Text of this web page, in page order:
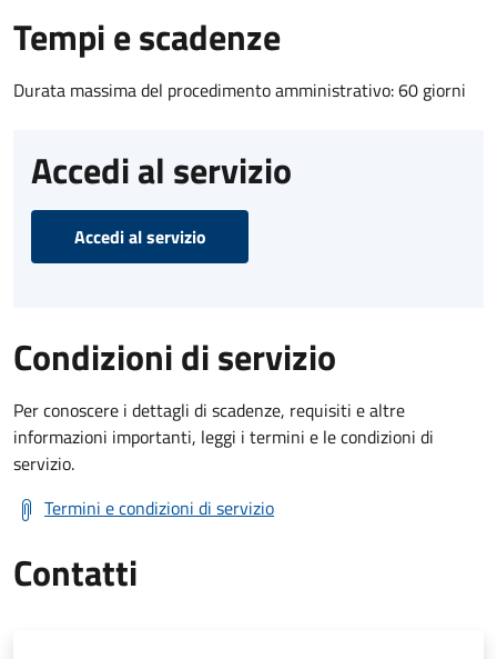
Tempi e scadenze
Durata massima del procedimento amministrativo: 60 giorni
Accedi al servizio
Accedi al servizio
Condizioni di servizio
Per conoscere i dettagli di scadenze, requisiti e altre
informazioni importanti, leggi i termini e le condizioni di
servizio.
Termini e condizioni di servizio
Contatti